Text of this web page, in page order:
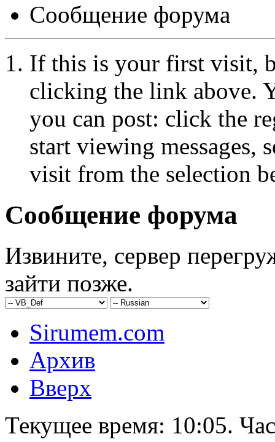
Сообщение форума
If this is your first visit,
clicking the link above.
you can post: click the
start viewing messages,
visit from the selection
Сообщение форума
Извините, сервер
зайти позже.
Sirumem.com
Архив
Вверх
Текущее время: 10:05.